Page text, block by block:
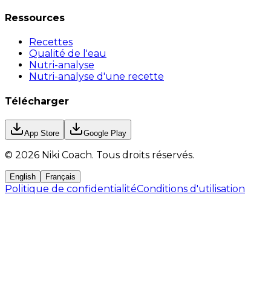
Ressources
Recettes
Qualité de l'eau
Nutri-analyse
Nutri-analyse d'une recette
Télécharger
App Store Google Play
© 2026 Niki Coach. Tous droits réservés.
English Français
Politique de confidentialitéConditions d'utilisation